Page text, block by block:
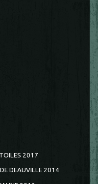
2017
DEAUVILLE 2014